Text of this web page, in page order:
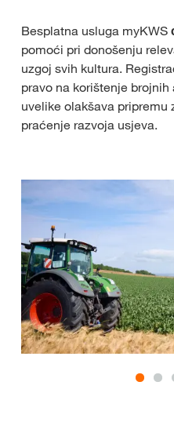
Besplatna usluga myKWS
pomoći pri donošenju
uzgoj svih kultura.
pravo na korištenje
uvelike olakšava pripremu
praćenje razvoja usjeva.